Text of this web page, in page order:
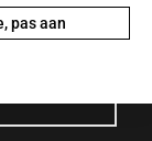
pas aan